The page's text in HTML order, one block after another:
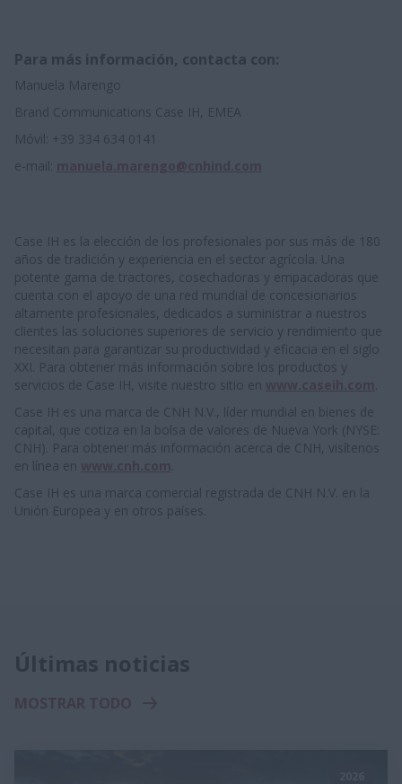
Para más información, contacta con:
Manuela Marengo
Brand Communications Case IH, EMEA
Móvil: +39 334 634 0141
e-mail:
Case IH es la elección de los profesionales por sus más de 180
años de tradición y experiencia en el sector agrícola. Una
potente gama de tractores, cosechadoras y empacadoras que
cuenta con el apoyo de una red mundial de concesionarios
altamente profesionales, dedicados a suministrar a nuestros
clientes las soluciones superiores de servicio y rendimiento que
necesitan para garantizar su productividad y eficacia en el siglo
XXI. Para obtener más información sobre los productos y
servicios de Case IH, visite nuestro sitio en
Case IH es una marca de CNH N.V., líder mundial en bienes de
capital, que cotiza en la bolsa de valores de Nueva York (NYSE:
CNH). Para obtener más información acerca de CNH, visítenos
en línea en
Case IH es una marca comercial registrada de CNH N.V. en la
Unión Europea y en otros países.
Últimas noticias